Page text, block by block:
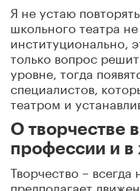
Я не устаю
школьного театра
институционально,
только вопрос
уровне, тогда
специалистов,
театром и
О творчестве
профессии и в
Творчество –
предполагает